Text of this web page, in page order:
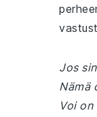
Jos
Nämä
Voi